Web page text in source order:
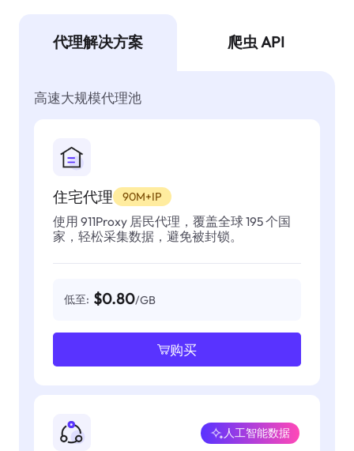
代理解决方案 爬虫 API
高速大规模代理池
住宅代理 90M+IP
使用 911Proxy 居民代理，覆盖全球 195 个国
家，轻松采集数据，避免被封锁。
低至: $0.80/GB
购买
人工智能数据